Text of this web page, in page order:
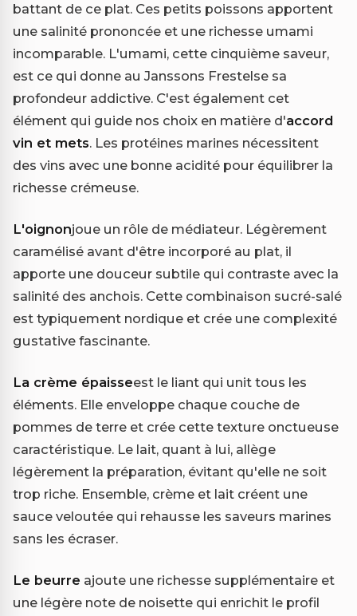
battant de ce plat. Ces petits poissons apportent
une salinité prononcée et une richesse umami
incomparable. L'umami, cette cinquième saveur,
est ce qui donne au Janssons Frestelse sa
profondeur addictive. C'est également cet
élément qui guide nos choix en matière d'accord
vin et mets. Les protéines marines nécessitent
des vins avec une bonne acidité pour équilibrer la
richesse crémeuse.
L'oignonjoue un rôle de médiateur. Légèrement
caramélisé avant d'être incorporé au plat, il
apporte une douceur subtile qui contraste avec la
salinité des anchois. Cette combinaison sucré-salé
est typiquement nordique et crée une complexité
gustative fascinante.
La crème épaisseest le liant qui unit tous les
éléments. Elle enveloppe chaque couche de
pommes de terre et crée cette texture onctueuse
caractéristique. Le lait, quant à lui, allège
légèrement la préparation, évitant qu'elle ne soit
trop riche. Ensemble, crème et lait créent une
sauce veloutée qui rehausse les saveurs marines
sans les écraser.
Le beurre ajoute une richesse supplémentaire et
une légère note de noisette qui enrichit le profil